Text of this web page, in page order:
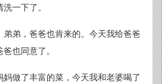
一下了。
弟，爸爸也肯来的。今天我给爸爸
也同意了。
做了丰富的菜，今天我和老婆喝了